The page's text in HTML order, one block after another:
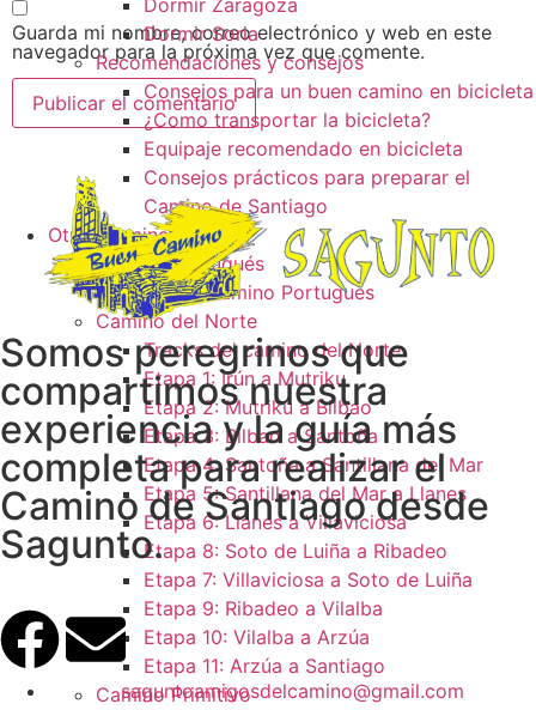
Dormir Zaragoza
Dormir Soria
Recomendaciones y consejos
Consejos para un buen camino en bicicleta
¿Como transportar la bicicleta?
Equipaje recomendado en bicicleta
Consejos prácticos para preparar el
Camino de Santiago
Otros caminos
Camino Portugués
Tracks camino Portugués
Camino del Norte
Tracks del camino del Norte
Etapa 1: Irún a Mutriku
Etapa 2: Mutriku a Bilbao
Etapa 3: Bilbao a Santoña
Etapa 4: Santoña a Santillana del Mar
Etapa 5: Santillana del Mar a Llanes
Etapa 6: Llanes a Villaviciosa
Etapa 8: Soto de Luiña a Ribadeo
Etapa 7: Villaviciosa a Soto de Luiña
Etapa 9: Ribadeo a Vilalba
Etapa 10: Vilalba a Arzúa
Etapa 11: Arzúa a Santiago
Camino Primitivo
Guarda mi nombre, correo electrónico y web en este
navegador para la próxima vez que comente.
Somos peregrinos que
compartimos nuestra
experiencia y la guía más
completa para realizar el
Camino de Santiago desde
Sagunto.
saguntoamigosdelcamino@gmail.com